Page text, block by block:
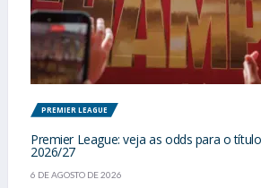
PREMIER LEAGUE
Premier League: veja as odds para o
2026/27
6 DE AGOSTO DE 2026